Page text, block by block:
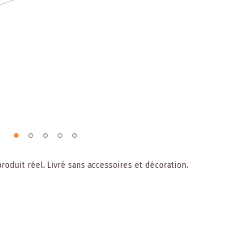
réel. Livré sans accessoires et décoration.